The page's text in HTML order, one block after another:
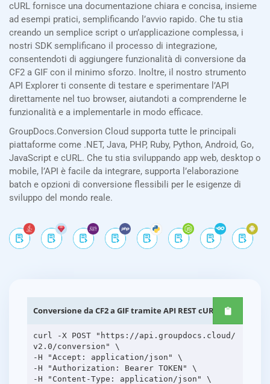
cURL fornisce una documentazione chiara e concisa, insieme
ad esempi pratici, semplificando l’avvio rapido. Che tu stia
creando un semplice script o un’applicazione complessa, i
nostri SDK semplificano il processo di integrazione,
consentendoti di aggiungere funzionalità di conversione da
CF2 a GIF con il minimo sforzo. Inoltre, il nostro strumento
API Explorer ti consente di testare e sperimentare l’API
direttamente nel tuo browser, aiutandoti a comprenderne le
funzionalità e a implementarle in modo efficace.
GroupDocs.Conversion Cloud supporta tutte le principali
piattaforme come .NET, Java, PHP, Ruby, Python, Android, Go,
JavaScript e cURL. Che tu stia sviluppando app web, desktop o
mobile, l’API è facile da integrare, supporta l’elaborazione
batch e opzioni di conversione flessibili per le esigenze di
sviluppo del mondo reale.
Conversione da CF2 a GIF tramite API REST cURL
curl -X POST "https://api.groupdocs.cloud/
v2.0/conversion" \
-H "Accept: application/json" \
-H "Authorization: Bearer TOKEN" \
-H "Content-Type: application/json" \